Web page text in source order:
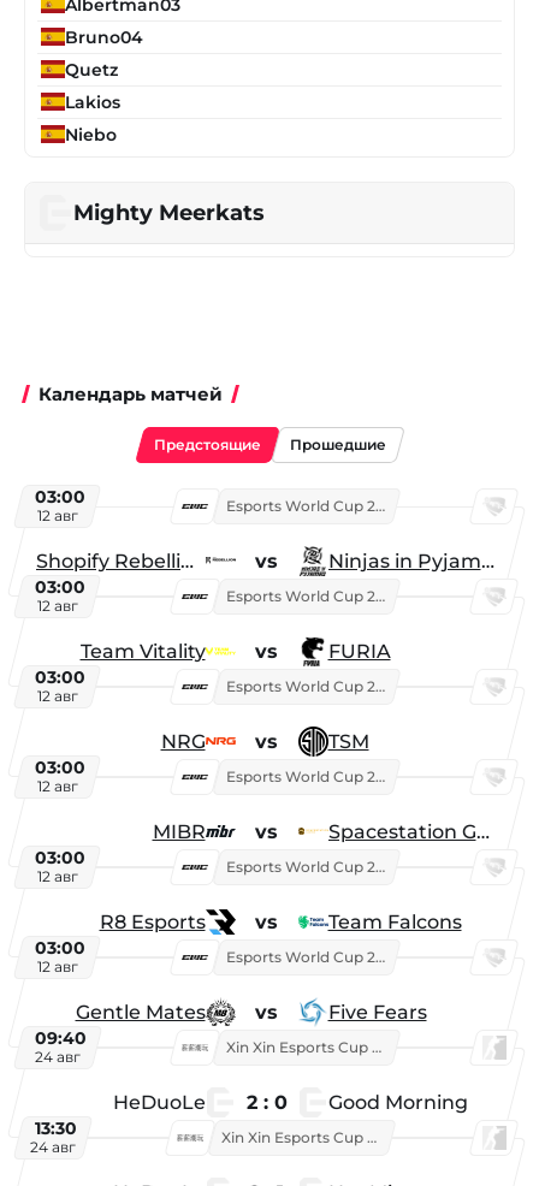
Bruno04
Quetz
Lakios
Niebo
Mighty Meerkats
Календарь матчей
Предстоящие Прошедшие
03:00
12 авг
Esports World Cup 2026
Shopify Rebellion vs Ninjas in Pyjamas
03:00
12 авг
Esports World Cup 2026
Team Vitality vs FURIA
03:00
12 авг
Esports World Cup 2026
NRG vs TSM
03:00
12 авг
Esports World Cup 2026
MIBR vs Spacestation Gaming
03:00
12 авг
Esports World Cup 2026
R8 Esports vs Team Falcons
03:00
12 авг
Esports World Cup 2026
Gentle Mates vs Five Fears
09:40
24 авг
Xin Xin Esports Cup 2025
HeDuoLe 2 : 0 Good Morning
13:30
24 авг
Xin Xin Esports Cup 2026